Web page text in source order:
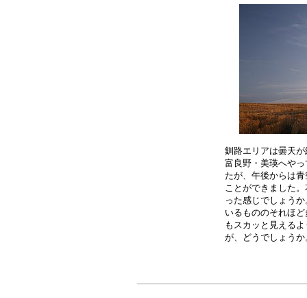
釧路エリアは曇天
富良野・美瑛へや
たが、午後からは
ことができました
った感じでしょう
いるもののそれほ
もスカッと見える